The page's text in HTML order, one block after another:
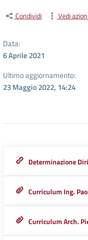
Condividi Vedi azioni
Data:
6 Aprile 2021
Ultimo aggiornamento:
23 Maggio 2022, 14:24
Determinazione
Curriculum Ing.
Curriculum Arch.